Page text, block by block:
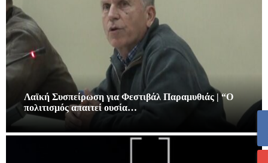
Λαϊκή Συσπείρωση για Φεστιβάλ Παραμυθιάς | “Ο
πολιτισμός απαιτεί ουσία…